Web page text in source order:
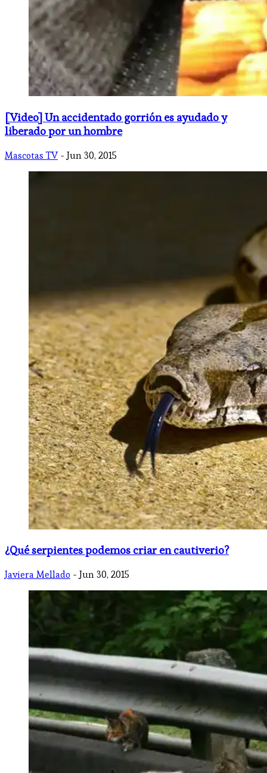
[Video] Un accidentado gorrión es ayudado y
liberado por un hombre
Mascotas TV - Jun 30, 2015
¿Qué serpientes podemos criar en cautiverio?
Javiera Mellado - Jun 30, 2015